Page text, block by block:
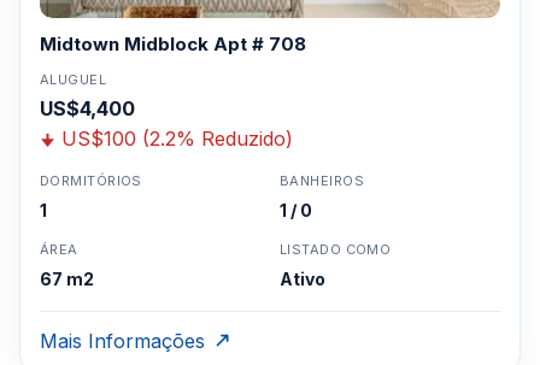
Midtown Midblock Apt # 708
ALUGUEL
US$4,400
US$100 (2.2% Reduzido)
DORMITÓRIOS
1
BANHEIROS
1 / 0
ÁREA
67 m2
LISTADO COMO
Ativo
Mais Informações